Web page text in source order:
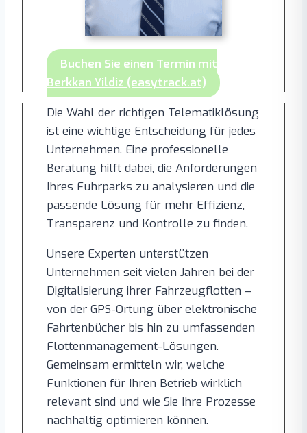
Buchen Sie einen Termin mit
Berkkan Yildiz (easytrack.at)
Die Wahl der richtigen Telematiklösung
ist eine wichtige Entscheidung für jedes
Unternehmen. Eine professionelle
Beratung hilft dabei, die Anforderungen
Ihres Fuhrparks zu analysieren und die
passende Lösung für mehr Effizienz,
Transparenz und Kontrolle zu finden.
Unsere Experten unterstützen
Unternehmen seit vielen Jahren bei der
Digitalisierung ihrer Fahrzeugflotten –
von der GPS-Ortung über elektronische
Fahrtenbücher bis hin zu umfassenden
Flottenmanagement-Lösungen.
Gemeinsam ermitteln wir, welche
Funktionen für Ihren Betrieb wirklich
relevant sind und wie Sie Ihre Prozesse
nachhaltig optimieren können.